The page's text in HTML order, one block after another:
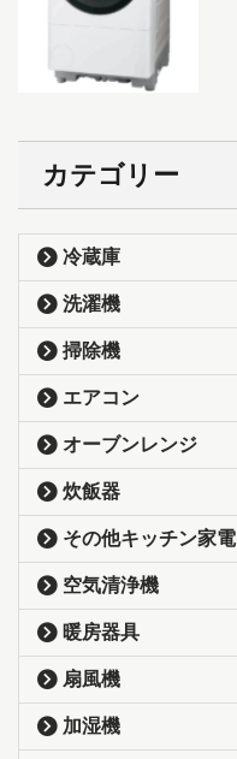
カテゴリー
冷蔵庫
洗濯機
掃除機
エアコン
オーブンレンジ
炊飯器
その他キッチン家電
空気清浄機
暖房器具
扇風機
加湿機